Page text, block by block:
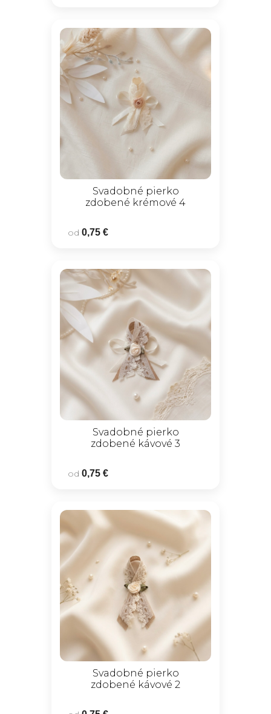
Svadobné pierko
zdobené krémové 4
od 0,75 €
Svadobné pierko
zdobené kávové 3
od 0,75 €
Svadobné pierko
zdobené kávové 2